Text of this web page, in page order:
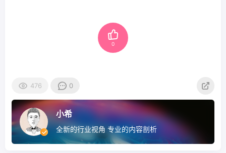
0
476 0
小希
全新的行业视角 专业的内容剖析